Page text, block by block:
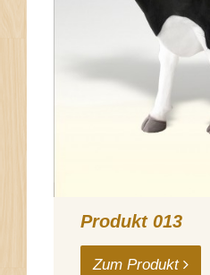
Produkt 013
Zum Produkt